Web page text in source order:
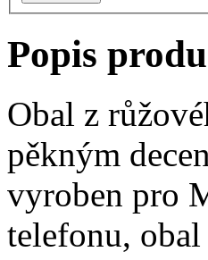
Popis
Obal z
pěkným
vyroben pro
telefonu,